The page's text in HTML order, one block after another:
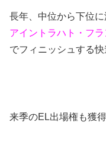
長年、中位から下位
アイントラハト・フラ
でフィニッシュする快
来季のEL出場権も獲